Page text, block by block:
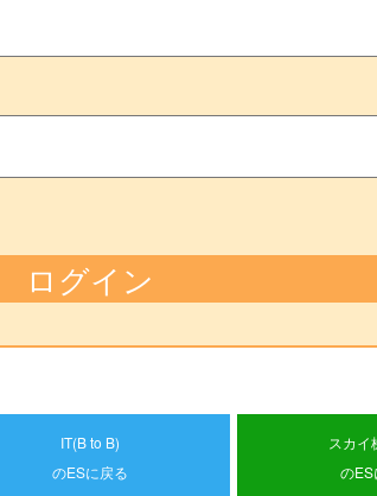
IT(B to B)
のESに戻る
スカイ
のES